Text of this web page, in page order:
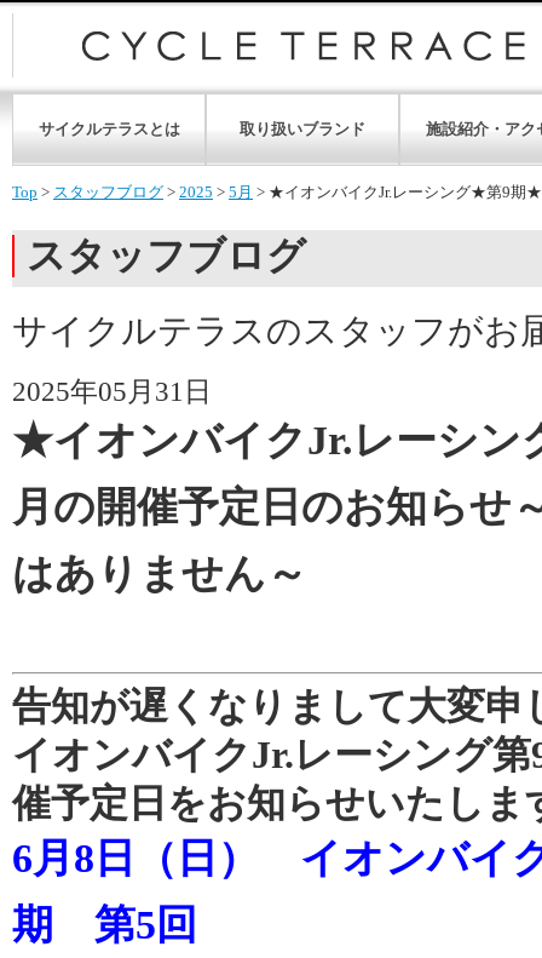
サイクルテラスとは 取り扱いブランド 施設紹介・アク
Top > スタッフブログ > 2025 > 5月 > ★イオンバイクJr.レーシング★第9期
スタッフブログ
サイクルテラスのスタッフがお
2025年05月31日
★イオンバイクJr.レーシ
月の開催予定日のお知ら
はありません～
告知が遅くなりまして大変申
イオンバイクJr.レーシング第
催予定日をお知らせいたしま
6月8日（日） イオンバイ
期 第5回